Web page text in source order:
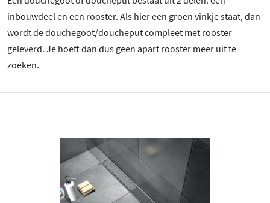
inbouwdeel en een rooster. Als hier een groen vinkje staat, dan
wordt de douchegoot/doucheput compleet met rooster
geleverd. Je hoeft dan dus geen apart rooster meer uit te
zoeken.